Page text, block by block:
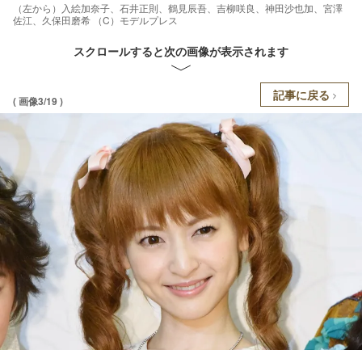
（左から）入絵加奈子、石井正則、鶴見辰吾、吉柳咲良、神田沙也加、宮澤
佐江、久保田磨希 （C）モデルプレス
スクロールすると次の画像が表示されます
( 画像3/19 ) 記事に戻る